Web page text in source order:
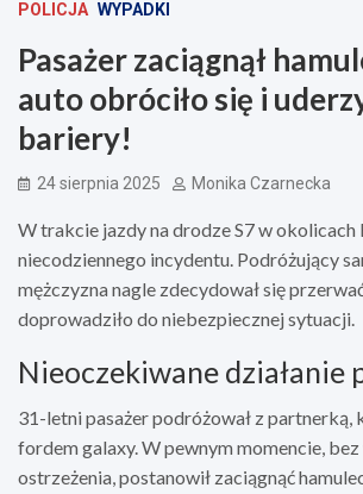
POLICJA WYPADKI
Pasażer zaciągnął
auto obróciło się i
bariery!
24 sierpnia 2025 Monika Czarnecka
W trakcie jazdy na drodze S7 w okolicach
niecodziennego incydentu. Podróżujący
mężczyzna nagle zdecydował się
doprowadziło do niebezpiecznej sytuacji.
Nieoczekiwane działanie
31-letni pasażer podróżował z partnerką,
fordem galaxy. W pewnym momencie,
ostrzeżenia, postanowił zaciągnąć